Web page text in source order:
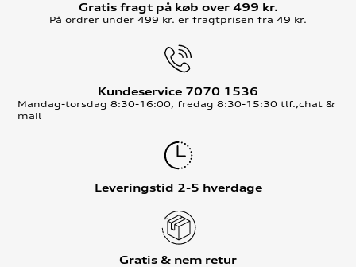
Gratis fragt på køb over 499 kr.
På ordrer under 499 kr. er fragtprisen fra 49 kr.
Kundeservice 7070 1536
Mandag-torsdag 8:30-16:00, fredag 8:30-15:30 tlf.,chat &
mail
Leveringstid 2-5 hverdage
Gratis & nem retur